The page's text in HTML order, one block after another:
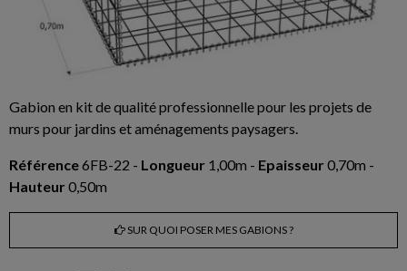
Gabion en kit de qualité professionnelle pour les projets de
murs pour jardins et aménagements paysagers.
Référence6FB-22 - Longueur 1,00m - Epaisseur 0,70m -
Hauteur 0,50m
SUR QUOI POSER MES GABIONS ?